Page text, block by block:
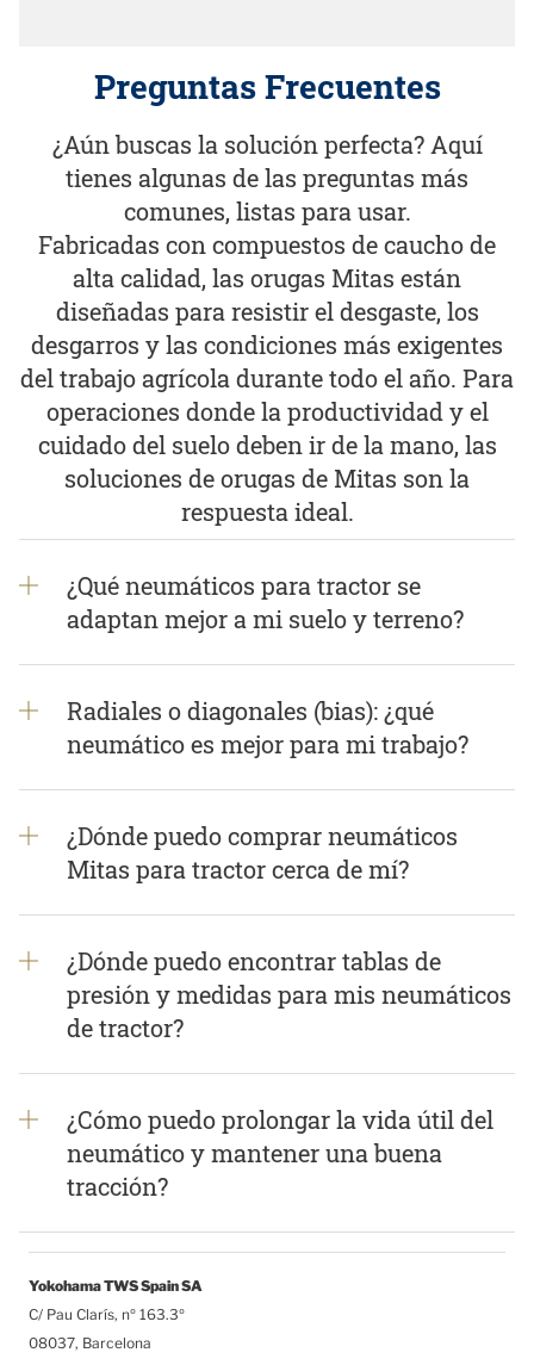
Preguntas Frecuentes
¿Aún buscas la solución perfecta? Aquí
tienes algunas de las preguntas más
comunes, listas para usar.
Fabricadas con compuestos de caucho de
alta calidad, las orugas Mitas están
diseñadas para resistir el desgaste, los
desgarros y las condiciones más exigentes
del trabajo agrícola durante todo el año. Para
operaciones donde la productividad y el
cuidado del suelo deben ir de la mano, las
soluciones de orugas de Mitas son la
respuesta ideal.
¿Qué neumáticos para tractor se
adaptan mejor a mi suelo y terreno?
Radiales o diagonales (bias): ¿qué
neumático es mejor para mi trabajo?
¿Dónde puedo comprar neumáticos
Mitas para tractor cerca de mí?
¿Dónde puedo encontrar tablas de
presión y medidas para mis neumáticos
de tractor?
¿Cómo puedo prolongar la vida útil del
neumático y mantener una buena
tracción?
Yokohama TWS Spain SA
C/ Pau Clarís, nº 163.3º
08037, Barcelona